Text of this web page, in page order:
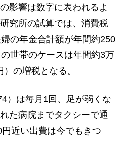
影響は数字に表われるよ
究所の試算では、消費税
の年金合計額が年間約250
世帯のケースは年間約3万
の増税となる。
）は毎月1回、足が弱くな
た病院までタクシーで通
近い出費は今でもきつ